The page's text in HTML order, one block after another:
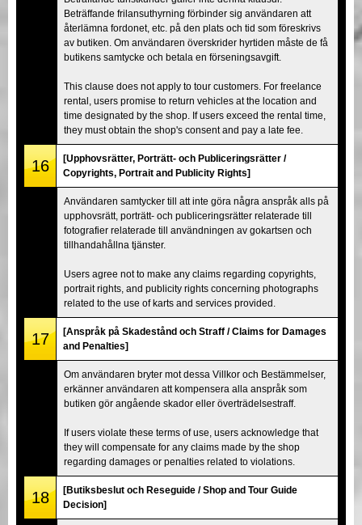
Beträffande frilansuthyrning förbinder sig användaren att
återlämna fordonet, etc. på den plats och tid som föreskrivs
av butiken. Om användaren överskrider hyrtiden måste de få
butikens samtycke och betala en förseningsavgift.
This clause does not apply to tour customers. For freelance
rental, users promise to return vehicles at the location and
time designated by the shop. If users exceed the rental time,
they must obtain the shop's consent and pay a late fee.
16
[Upphovsrätter, Porträtt- och Publiceringsrätter /
Copyrights, Portrait and Publicity Rights]
Användaren samtycker till att inte göra några anspråk alls på
upphovsrätt, porträtt- och publiceringsrätter relaterade till
fotografier relaterade till användningen av gokartsen och
tillhandahållna tjänster.
Users agree not to make any claims regarding copyrights,
portrait rights, and publicity rights concerning photographs
related to the use of karts and services provided.
17
[Anspråk på Skadestånd och Straff / Claims for Damages
and Penalties]
Om användaren bryter mot dessa Villkor och Bestämmelser,
erkänner användaren att kompensera alla anspråk som
butiken gör angående skador eller överträdelsestraff.
If users violate these terms of use, users acknowledge that
they will compensate for any claims made by the shop
regarding damages or penalties related to violations.
18
[Butiksbeslut och Reseguide / Shop and Tour Guide
Decision]